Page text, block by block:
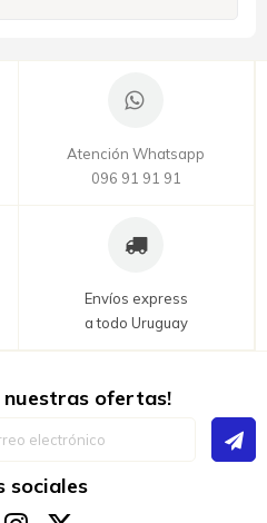
Atención Whatsapp
096 91 91 91
Envíos express
a todo Uruguay
nuestras ofertas!
sociales